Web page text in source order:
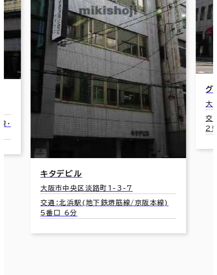
･
キタデビル
大阪市中央区淡路町1-3-7
交通：北浜駅(地下鉄堺筋線/京阪本線)
5番口 6分
グ
大
交
25